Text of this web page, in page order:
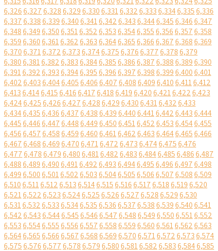
6,3266,3276,3286,3296,3306,3316,3326,3336,3346,3356,336
6,3376,3386,3396,3406,3416,3426,3436,3446,3456,3466,347
6,3486,3496,3506,3516,3526,3536,3546,3556,3566,3576,358
6,3596,3606,3616,3626,3636,3646,3656,3666,3676,3686,369
6,3706,3716,3726,3736,3746,3756,3766,3776,3786,379
6,3806,3816,3826,3836,3846,3856,3866,3876,3886,3896,390
6,3916,3926,3936,3946,3956,3966,3976,3986,3996,4006,401
6,4026,4036,4046,4056,4066,4076,4086,4096,4106,4116,412
6,4136,4146,4156,4166,4176,4186,4196,4206,4216,4226,423
6,4246,4256,4266,4276,4286,4296,4306,4316,4326,433
6,4346,4356,4366,4376,4386,4396,4406,4416,4426,4436,444
6,4456,4466,4476,4486,4496,4506,4516,4526,4536,4546,455
6,4566,4576,4586,4596,4606,4616,4626,4636,4646,4656,466
6,4676,4686,4696,4706,4716,4726,4736,4746,4756,476
6,4776,4786,4796,4806,4816,4826,4836,4846,4856,4866,487
6,4886,4896,4906,4916,4926,4936,4946,4956,4966,4976,498
6,4996,5006,5016,5026,5036,5046,5056,5066,5076,5086,509
6,5106,5116,5126,5136,5146,5156,5166,5176,5186,5196,520
6,5216,5226,5236,5246,5256,5266,5276,5286,5296,530
6,5316,5326,5336,5346,5356,5366,5376,5386,5396,5406,541
6,5426,5436,5446,5456,5466,5476,5486,5496,5506,5516,552
6,5536,5546,5556,5566,5576,5586,5596,5606,5616,5626,563
6,5646,5656,5666,5676,5686,5696,5706,5716,5726,5736,574
6,5756,5766,5776,5786,5796,5806,5816,5826,5836,5846,585